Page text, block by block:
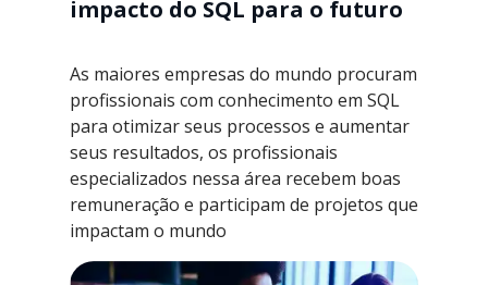
impacto do SQL para o futuro
As maiores empresas do mundo procuram
profissionais com conhecimento em SQL
para otimizar seus processos e aumentar
seus resultados, os profissionais
especializados nessa área recebem boas
remuneração e participam de projetos que
impactam o mundo